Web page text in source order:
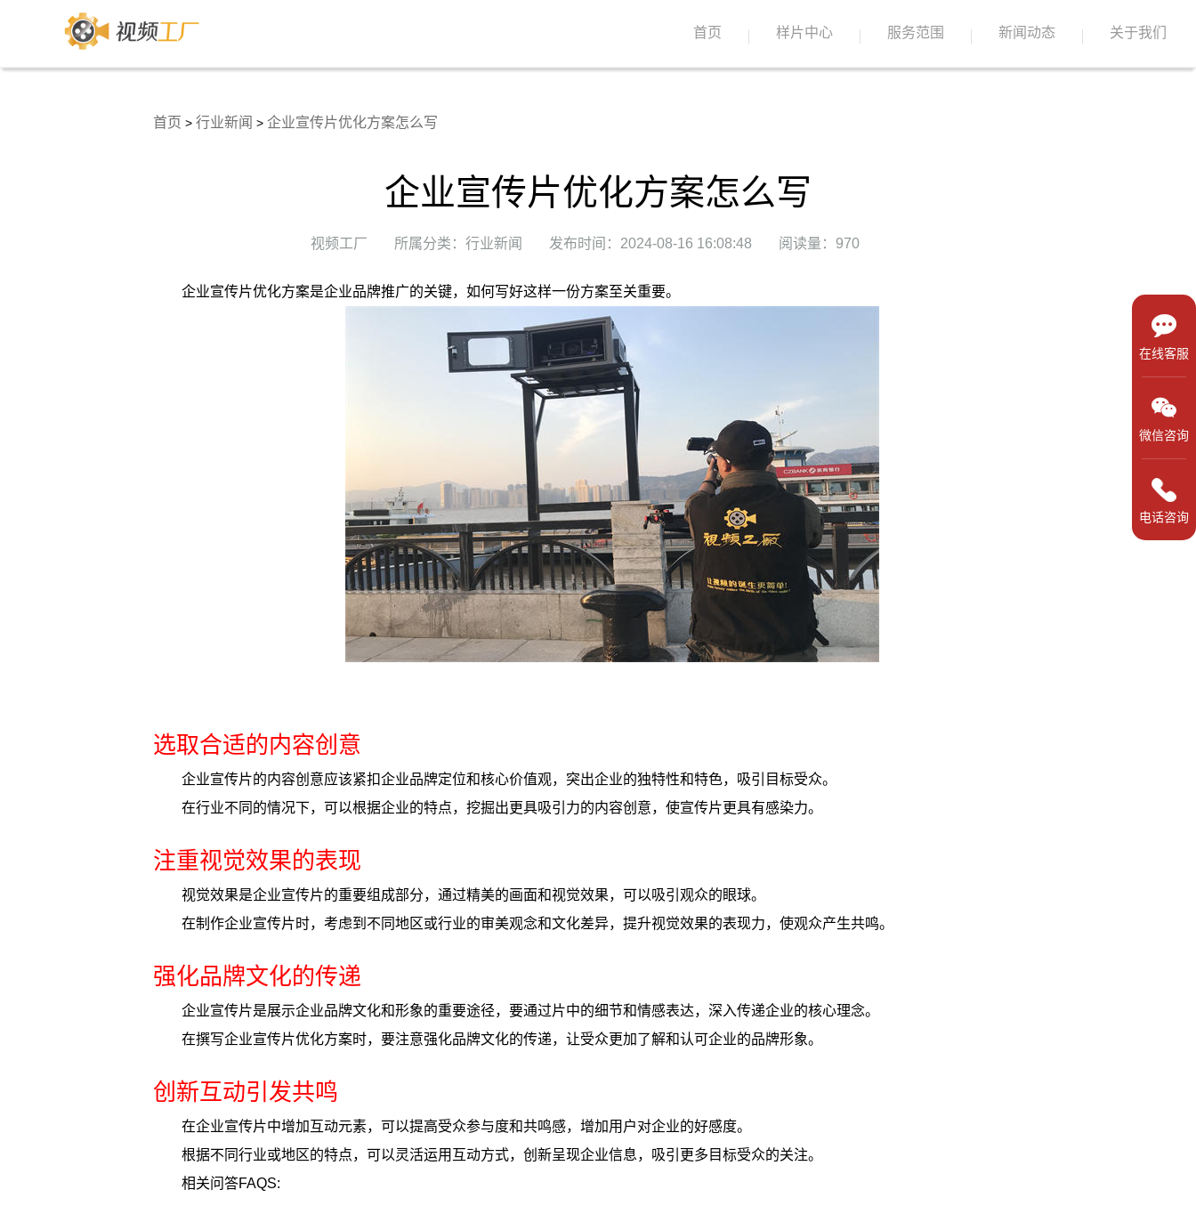
首页 样片中心 服务范围 新闻动态 关于我们
首页 > 行业新闻 > 企业宣传片优化方案怎么写
企业宣传片优化方案怎么写
视频工厂 所属分类：行业新闻 发布时间：2024-08-16 16:08:48 阅读量：970
企业宣传片优化方案是企业品牌推广的关键，如何写好这样一份方案至关重要。
选取合适的内容创意
企业宣传片的内容创意应该紧扣企业品牌定位和核心价值观，突出企业的独特性和特色，吸引目标受众。
在行业不同的情况下，可以根据企业的特点，挖掘出更具吸引力的内容创意，使宣传片更具有感染力。
注重视觉效果的表现
视觉效果是企业宣传片的重要组成部分，通过精美的画面和视觉效果，可以吸引观众的眼球。
在制作企业宣传片时，考虑到不同地区或行业的审美观念和文化差异，提升视觉效果的表现力，使观众产生共鸣。
强化品牌文化的传递
企业宣传片是展示企业品牌文化和形象的重要途径，要通过片中的细节和情感表达，深入传递企业的核心理念。
在撰写企业宣传片优化方案时，要注意强化品牌文化的传递，让受众更加了解和认可企业的品牌形象。
创新互动引发共鸣
在企业宣传片中增加互动元素，可以提高受众参与度和共鸣感，增加用户对企业的好感度。
根据不同行业或地区的特点，可以灵活运用互动方式，创新呈现企业信息，吸引更多目标受众的关注。
相关问答FAQS:
在线客服
微信咨询
电话咨询